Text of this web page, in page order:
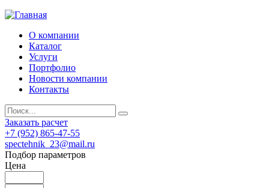
О компании
Каталог
Услуги
Портфолио
Новости компании
Контакты
Заказать расчет
+7 (952) 865-47-55
spectehnik_23@mail.ru
Подбор параметров
Цена